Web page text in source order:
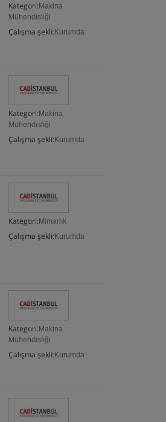
Kategori: Makina
Mühendisliği
Çalışma şekli: Kurumda
Kategori: Makina
Mühendisliği
Çalışma şekli: Kurumda
Kategori: Mimarlık
Çalışma şekli: Kurumda
Kategori: Makina
Mühendisliği
Çalışma şekli: Kurumda